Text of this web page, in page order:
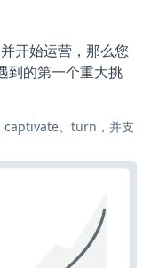
开始运营，那么您
到的第一个重大挑
、turn，并支